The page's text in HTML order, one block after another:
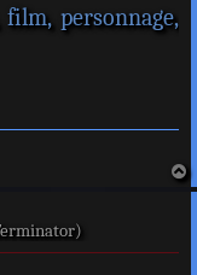
personnage,
a